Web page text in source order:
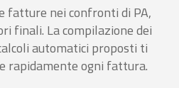
fatture nei confronti di PA,
finali. La compilazione dei
automatici proposti ti
rapidamente ogni fattura.